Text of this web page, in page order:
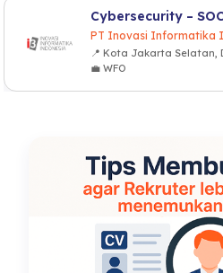
Cybersecurity –
PT Inovasi Informatika
📍 Kota Jakarta Selatan,
💼 WFO